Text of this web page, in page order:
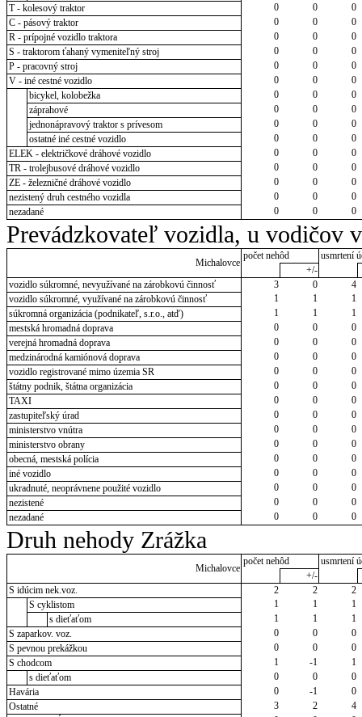
T - kolesový traktor
0 0
0
C - pásový traktor
0 0
0
R - prípojné vozidlo traktora
0 0
0
S - traktorom ťahaný vymeniteľný stroj
0 0
0
P - pracovný stroj
0 0
0
V - iné cestné vozidlo
0 0
0
bicykel, kolobežka
0 0
0
záprahové
0 0
0
jednonápravový traktor s prívesom
0 0
0
ostatné iné cestné vozidlo
0 0
0
ELEK - električkové dráhové vozidlo
0 0
0
TR - trolejbusové dráhové vozidlo
0 0
0
ZE - železničné dráhové vozidlo
0 0
0
nezistený druh cestného vozidla
0 0
0
nezadané
0 0 0
Prevádzkovateľ vozidla, u vodičov
Michalovce
počet nehôd
usmrtení
+/-
vozidlo súkromné, nevyužívané na zárobkovú činnosť
3 0
4
vozidlo súkromné, využívané na zárobkovú činnosť
1 1
1
súkromná organizácia (podnikateľ, s.r.o., atď)
1 1
1
mestská hromadná doprava
0 0
0
verejná hromadná doprava
0 0
0
medzinárodná kamiónová doprava
0 0
0
vozidlo registrované mimo územia SR
0 0
0
štátny podnik, štátna organizácia
0 0
0
TAXI
0 0
0
zastupiteľský úrad
0 0
0
ministerstvo vnútra
0 0
0
ministerstvo obrany
0 0
0
obecná, mestská polícia
0 0
0
iné vozidlo
0 0
0
ukradnuté, neoprávnene použité vozidlo
0 0
0
nezistené
0 0
0
nezadané
0 0 0
Druh nehody Zrážka
Michalovce
počet nehôd
usmrtení
+/-
S idúcim nek.voz.
2 2
2
S cyklistom
1 1
1
s dieťaťom
1 1
1
S zaparkov. voz.
0 0
0
S pevnou prekážkou
0 0
0
S chodcom
1 -1
1
s dieťaťom
0 0
0
Havária
0 -1
0
Ostatné
3 2
4